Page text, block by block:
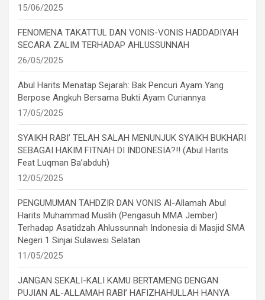
15/06/2025
FENOMENA TAKATTUL DAN VONIS-VONIS HADDADIYAH
SECARA ZALIM TERHADAP AHLUSSUNNAH
26/05/2025
Abul Harits Menatap Sejarah: Bak Pencuri Ayam Yang
Berpose Angkuh Bersama Bukti Ayam Curiannya
17/05/2025
SYAIKH RABI’ TELAH SALAH MENUNJUK SYAIKH BUKHARI
SEBAGAI HAKIM FITNAH DI INDONESIA?!! (Abul Harits
Feat Luqman Ba’abduh)
12/05/2025
PENGUMUMAN TAHDZIR DAN VONIS Al-Allamah Abul
Harits Muhammad Muslih (Pengasuh MMA Jember)
Terhadap Asatidzah Ahlussunnah Indonesia di Masjid SMA
Negeri 1 Sinjai Sulawesi Selatan
11/05/2025
JANGAN SEKALI-KALI KAMU BERTAMENG DENGAN
PUJIAN AL-ALLAMAH RABI’ HAFIZHAHULLAH HANYA